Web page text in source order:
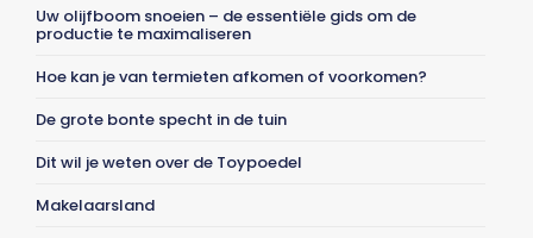
Uw olijfboom snoeien – de essentiële gids om de
productie te maximaliseren
Hoe kan je van termieten afkomen of voorkomen?
De grote bonte specht in de tuin
Dit wil je weten over de Toypoedel
Makelaarsland